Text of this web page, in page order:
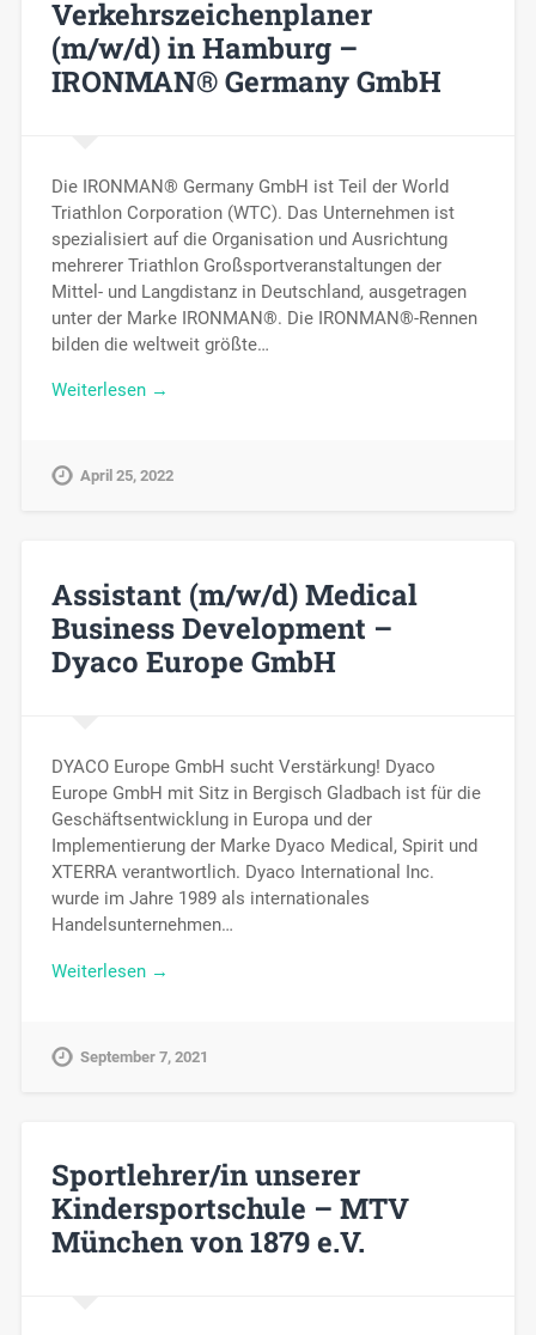
Verkehrszeichenplaner
(m/w/d) in Hamburg –
IRONMAN® Germany GmbH
Die IRONMAN® Germany GmbH ist Teil der World
Triathlon Corporation (WTC). Das Unternehmen ist
spezialisiert auf die Organisation und Ausrichtung
mehrerer Triathlon Großsportveranstaltungen der
Mittel- und Langdistanz in Deutschland, ausgetragen
unter der Marke IRONMAN®. Die IRONMAN®-Rennen
bilden die weltweit größte…
Weiterlesen →
April 25, 2022
Assistant (m/w/d) Medical
Business Development –
Dyaco Europe GmbH
DYACO Europe GmbH sucht Verstärkung! Dyaco
Europe GmbH mit Sitz in Bergisch Gladbach ist für die
Geschäftsentwicklung in Europa und der
Implementierung der Marke Dyaco Medical, Spirit und
XTERRA verantwortlich. Dyaco International Inc.
wurde im Jahre 1989 als internationales
Handelsunternehmen…
Weiterlesen →
September 7, 2021
Sportlehrer/in unserer
Kindersportschule – MTV
München von 1879 e.V.